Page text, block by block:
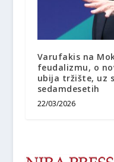
Varufakis na
feudalizmu, o
ubija tržište, uz
sedamdesetih
22/03/2026